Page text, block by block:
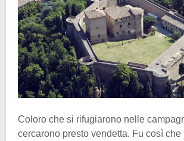
Coloro che si rifugiarono nelle
cercarono presto vendetta. Fu così che